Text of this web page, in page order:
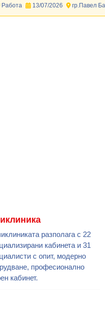
Работа 13/07/2026 гр.Павел
разполага с 22
кабинета и 31
с опит, модерно
професионално
кабинет.